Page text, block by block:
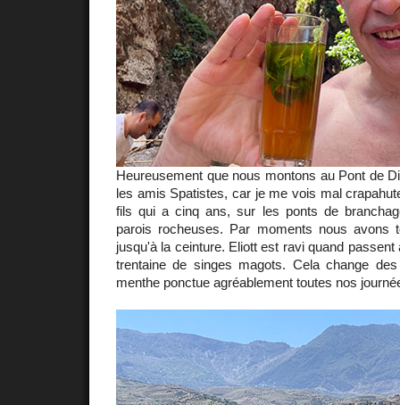
Heureusement que nous montons au Pont de
les amis Spatistes, car je me vois mal
fils qui a cinq ans, sur les ponts de
parois rocheuses. Par moments nous avons
jusqu'à la ceinture. Eliott est ravi quand
trentaine de singes magots. Cela change
menthe ponctue agréablement toutes nos